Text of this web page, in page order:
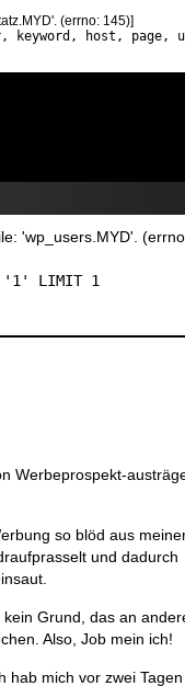
(errno: 145)]
host, page,
'wp_users.MYD'.
= '1' LIMIT 1
Werbeprospekt-
so blöd aus
und dadurch
Grund, das an
Also, Job mein ich!
hab mich vor zwei